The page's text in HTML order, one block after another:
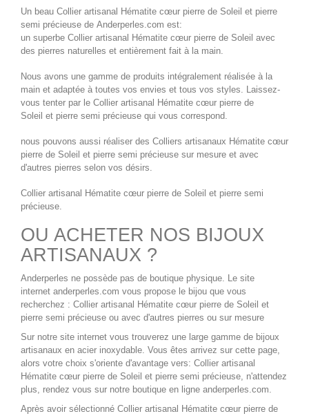
Un beau Collier artisanal Hématite cœur pierre de Soleil et pierre
semi précieuse de Anderperles.com est:
un superbe Collier artisanal Hématite cœur pierre de Soleil avec
des pierres naturelles et entièrement fait à la main.
Nous avons une gamme de produits intégralement réalisée à la
main et adaptée à toutes vos envies et tous vos styles. Laissez-
vous tenter par le Collier artisanal Hématite cœur pierre de
Soleil et pierre semi précieuse qui vous correspond.
nous pouvons aussi réaliser des Colliers artisanaux Hématite cœur
pierre de Soleil et pierre semi précieuse sur mesure et avec
d'autres pierres selon vos désirs.
Collier artisanal Hématite cœur pierre de Soleil et pierre semi
précieuse.
OU ACHETER NOS BIJOUX
ARTISANAUX ?
Anderperles ne possède pas de boutique physique. Le site
internet anderperles.com vous propose le bijou que vous
recherchez : Collier artisanal Hématite cœur pierre de Soleil et
pierre semi précieuse ou avec d'autres pierres ou sur mesure
Sur notre site internet vous trouverez une large gamme de bijoux
artisanaux en acier inoxydable. Vous êtes arrivez sur cette page,
alors votre choix s'oriente d'avantage vers: Collier artisanal
Hématite cœur pierre de Soleil et pierre semi précieuse, n'attendez
plus, rendez vous sur notre boutique en ligne anderperles.com.
Après avoir sélectionné Collier artisanal Hématite cœur pierre de